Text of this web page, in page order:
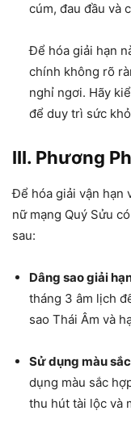
cúm, đau đầu và
Để hóa giải hạn
chính không rõ
nghỉ ngơi. Hãy
để duy trì sức
III. Phương
Để hóa giải vận hạn
nữ mạng Quý Sửu
sau:
Dâng sao giải
tháng 3 âm lịch
sao Thái Âm và
Sử dụng màu
dụng màu sắc
thu hút tài lộc và